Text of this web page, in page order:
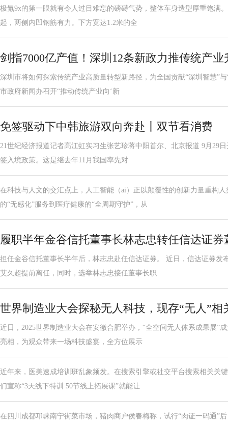
极氪9x的第一眼就有令人过目难忘的磅礴气势，整体车身造型厚重饱满
起，两侧内凹钢筋有力。下方宽达1.2米的全
剑指7000亿产值！深圳12条新政力推传统产业
深圳市将如何探索传统产业高质量转型新路径，为全国贡献“深圳智慧”
市政府新闻办召开“推动传统产业向‘新
免签驱动下中韩旅游双向奔赴丨双节看消费
21世纪经济报道记者高江虹实习生张艺珍蒋中阳首尔、北京报道 9月29
签入境政策。这是继去年11月我国率先对
在科技与人文的交汇点上，人工智能（ai）正以颠覆性的创新力量重构
的“无感化”服务到医疗健康的“全周期守护”，从
履职半年金谷信托董事长林志忠转任信达证券
担任金谷信托董事长半年后，林志忠赴任信达证券。 近日，信达证券发
艾久超提前离任，同时，选举林志忠接任董事长职
世界制造业大会探秘无人科技，现存“无人”相
近日，2025世界制造业大会在安徽合肥举办，“全空间无人体系成果展”
亮相，为观众带来一场科技盛宴，全方位展示
近年来，医美速成培训班乱象频发。在搜索引擎或社交平台搜索相关关
们宣称“3天线下特训 50节线上拓展课”就能让
在四川成都邛崃南宁街菜市场，猪肉商户侯春梅称，试行“肉证一码通”